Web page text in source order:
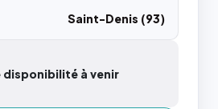
Saint-Denis (93)
disponibilité à venir